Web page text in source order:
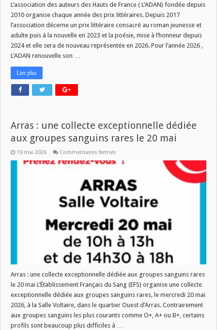
L’association des auteurs des Hauts de France ( L’ADAN) fondée depuis
2010 organise chaque année des prix littéraires. Depuis 2017
l’association décerne un prix littéraire consacré au roman jeunesse et
adulte puis à la nouvelle en 2023 et la poésie, mise à l’honneur depuis
2024 et elle sera de nouveau représentée en 2026. Pour l’année 2026 ,
L’ADAN renouvelle son …
Lire plus
Arras : une collecte exceptionnelle dédiée
aux groupes sanguins rares le 20 mai
19 mai 2026 Commentaires fermés
:
exceptionnelle
dédiée
aux
groupes
sanguins
le
20
mai
Arras : une collecte exceptionnelle dédiée aux groupes sanguins rares
le 20 mai L’Établissement Français du Sang (EFS) organise une collecte
exceptionnelle dédiée aux groupes sanguins rares, le mercredi 20 mai
2026, à la Salle Voltaire, dans le quartier Ouest d’Arras. Contrairement
aux groupes sanguins les plus courants comme O+, A+ ou B+, certains
profils sont beaucoup plus difficiles à …